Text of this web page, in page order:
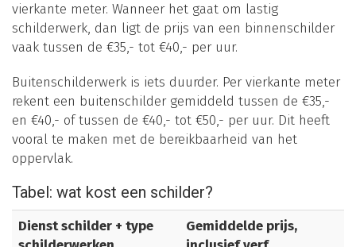
vierkante meter. Wanneer het gaat om lastig
schilderwerk, dan ligt de prijs van een binnenschilder
vaak tussen de €35,- tot €40,- per uur.
Buitenschilderwerk is iets duurder. Per vierkante meter
rekent een buitenschilder gemiddeld tussen de €35,-
en €40,- of tussen de €40,- tot €50,- per uur. Dit heeft
vooral te maken met de bereikbaarheid van het
oppervlak.
Tabel: wat kost een schilder?
Dienst schilder + type
Gemiddelde prijs,